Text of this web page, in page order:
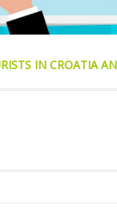
IN CROATIA